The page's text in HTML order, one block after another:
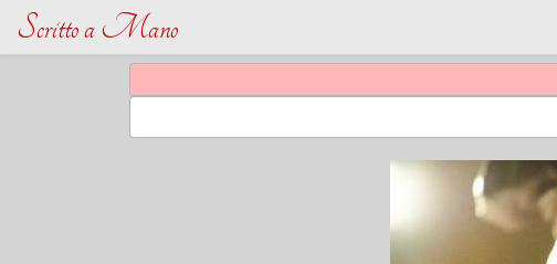
Scritto a Mano